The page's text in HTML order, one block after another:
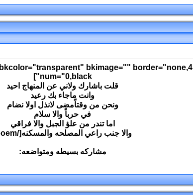
bkimage=""
num="0,black"]
قلت باشارك ولاني عن المنهاج احيد
وانت ماجاء بك رعيد
ونحن من وقتاًمضى لانذل اولا نضام
في حرباً والا سلام
اما تندر من علؤ الجبل والا فراقي
والا جنب راعي المصلحه والمسكنه[/poem]
مشاركه بسيطه ومتواضعه: